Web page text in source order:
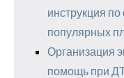
инструкция
популярных
Организация
помощь при